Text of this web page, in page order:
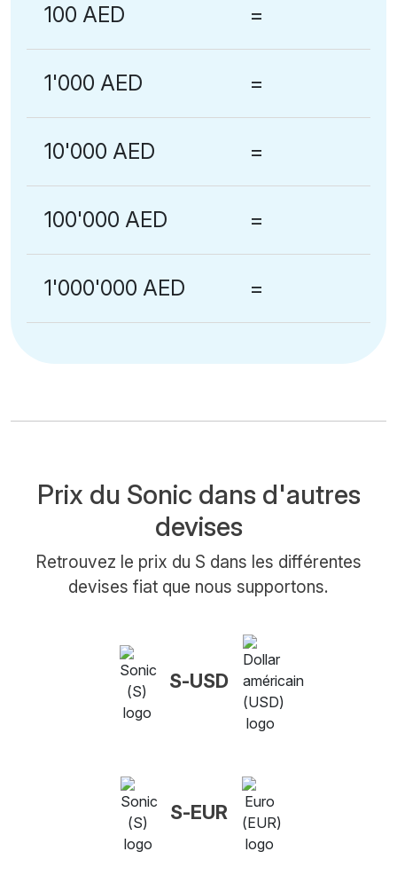
100 AED =
1'000 AED =
10'000 AED =
100'000 AED =
1'000'000 AED =
Prix du Sonic dans d'autres
devises
Retrouvez le prix du S dans les différentes
devises fiat que nous supportons.
S-USD
S-EUR